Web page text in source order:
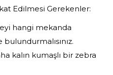
Edilmesi Gerekenler:
hangi mekanda
kalın kumaşlı bir zebra